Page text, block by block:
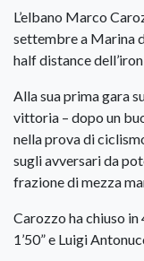
L’elbano Marco
settembre a Marina
half distance
Alla sua prima gara
vittoria – dopo un
nella prova di
sugli avversari da
frazione di mezza
Carozzo ha chiuso in
1’50” e Luigi